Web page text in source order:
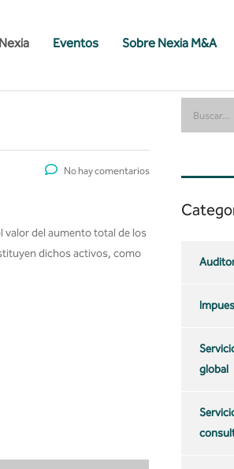
Eventos Sobre Nexia M&A
No hay comentarios
valor del aumento total de los
dichos activos, como
global